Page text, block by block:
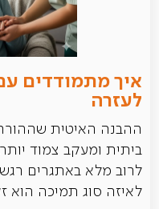
איך מתמודדים
לעזרה
ההבנה האיטית
ביתית ומעקב צמוד
לרוב מלא באתגרים
לאיזה סוג תמיכה הוא